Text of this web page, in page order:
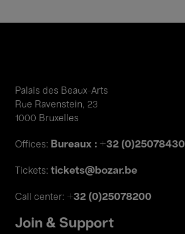
Palais des Beaux-Arts
Rue Ravenstein, 23
1000 Bruxelles
Offices: Bureaux : +32 (0)25078430
Tickets: tickets@bozar.be
Call center: +32 (0)25078200
Join & Support